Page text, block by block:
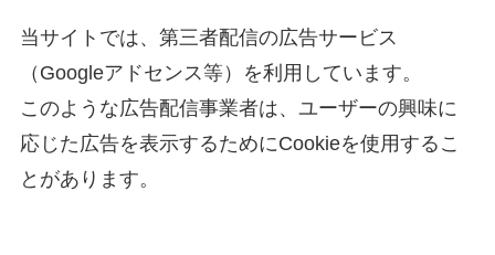
当サイトでは、第三者配信の広告サービス
（Googleアドセンス等）を利用しています。
このような広告配信事業者は、ユーザーの興味に
応じた広告を表示するためにCookieを使用するこ
とがあります。